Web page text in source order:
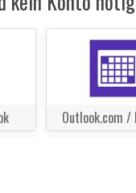
Outlook.com